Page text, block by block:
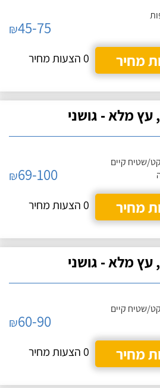
₪45-75
מחיר
0 הצעות מחיר
מלא - גושני
שטיח קיים
₪69-100
מחיר
0 הצעות מחיר
מלא - גושני
שטיח קיים
₪60-90
מחיר
0 הצעות מחיר